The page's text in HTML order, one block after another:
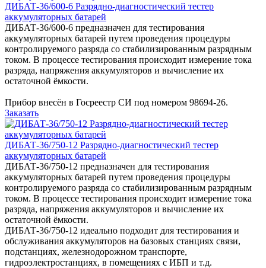
ДИБАТ-36/600-6 Разрядно-диагностический тестер
аккумуляторных батарей
ДИБАТ-36/600-6 предназначен для тестирования
аккумуляторных батарей путем проведения процедуры
контролируемого разряда со стабилизированным разрядным
током. В процессе тестирования происходит измерение тока
разряда, напряжения аккумуляторов и вычисление их
остаточной ёмкости.
Прибор внесён в Госреестр СИ под номером 98694-26.
Заказать
ДИБАТ-36/750-12 Разрядно-диагностический тестер
аккумуляторных батарей
ДИБАТ-36/750-12 предназначен для тестирования
аккумуляторных батарей путем проведения процедуры
контролируемого разряда со стабилизированным разрядным
током. В процессе тестирования происходит измерение тока
разряда, напряжения аккумуляторов и вычисление их
остаточной ёмкости.
ДИБАТ-36/750-12 идеально подходит для тестирования и
обслуживания аккумуляторов на базовых станциях связи,
подстанциях, железнодорожном транспорте,
гидроэлектростанциях, в помещениях с ИБП и т.д.